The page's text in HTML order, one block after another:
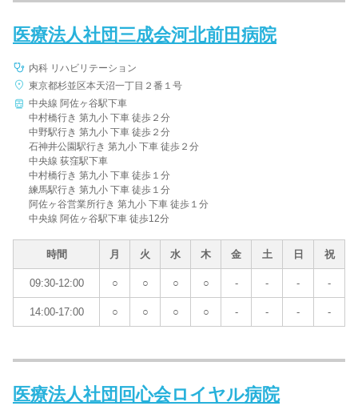
医療法人社団三成会河北前田病院
内科 リハビリテーション
東京都杉並区本天沼一丁目２番１号
中央線 阿佐ヶ谷駅下車
中村橋行き 第九小 下車 徒歩２分
中野駅行き 第九小 下車 徒歩２分
石神井公園駅行き 第九小 下車 徒歩２分
中央線 荻窪駅下車
中村橋行き 第九小 下車 徒歩１分
練馬駅行き 第九小 下車 徒歩１分
阿佐ヶ谷営業所行き 第九小 下車 徒歩１分
中央線 阿佐ヶ谷駅下車 徒歩12分
時間 月 火 水 木 金 土 日 祝
09:30-12:00 ○ ○ ○ ○ - - - -
14:00-17:00 ○ ○ ○ ○ - - - -
医療法人社団回心会ロイヤル病院